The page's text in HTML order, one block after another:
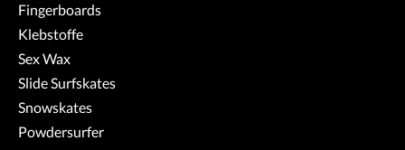
Fingerboards
Klebstoffe
Sex Wax
Slide Surfskates
Snowskates
Powdersurfer